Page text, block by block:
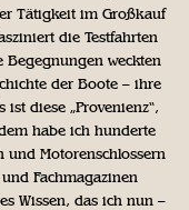
Tätigkeit im Großkauf
die Testfahrten
Begegnungen weckten
der Boote – ihre
diese „Provenienz“,
habe ich hunderte
und Motorenschlossern
Fachmagazinen
Wissen, das ich nun –